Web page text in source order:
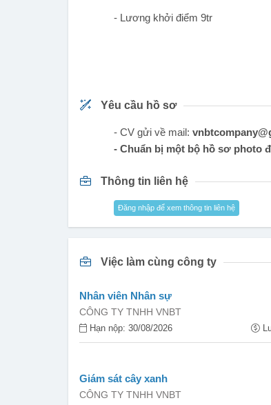
- Lương khởi điểm 9tr
Yêu cầu hồ sơ
- CV gửi về mail:
- Chuẩn bị một bộ hồ sơ photo
Thông tin liên hệ
Đăng nhập để xem thông tin liên hệ
Việc làm cùng công ty
Nhân viên Nhân sự
CÔNG TY TNHH VNBT
Hạn nộp: 30/08/2026
Giám sát cây xanh
CÔNG TY TNHH VNBT